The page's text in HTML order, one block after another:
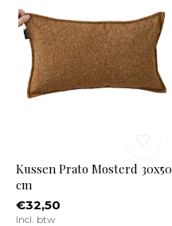
Kussen Prato Mosterd 30x50
cm
€32,50
Incl. btw